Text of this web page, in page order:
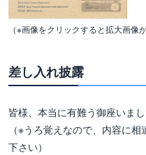
（※画像をクリックすると拡大画像
差し入れ披露
（※うろ覚えなので、内容に
下さい）